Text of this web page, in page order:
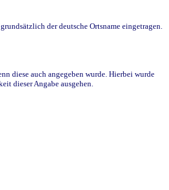
der deutsche Ortsname eingetragen.
diese auch angegeben wurde. Hierbei wurde
dieser Angabe ausgehen.